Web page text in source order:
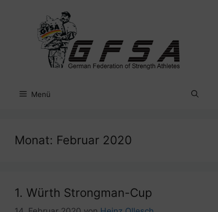
Menü
Monat: Februar 2020
1. Würth Strongman-Cup